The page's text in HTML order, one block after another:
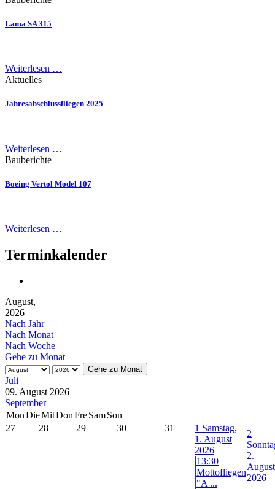
Lama SA 315
Weiterlesen …
Aktuelles
Jahresabschlussfliegen 2025
Weiterlesen …
Bauberichte
Boeing Vertol Model 107
Weiterlesen …
Terminkalender
August,
2026
Nach Jahr
Nach Monat
Nach Woche
Gehe zu Monat
Gehe zu Monat
Juli
09. August 2026
September
MonDieMitDonFreSamSon
27
28 29 30 31 1 Samstag,
1. August
2026
13:30
Mottofliegen
"A ...
2
2.
August
2026